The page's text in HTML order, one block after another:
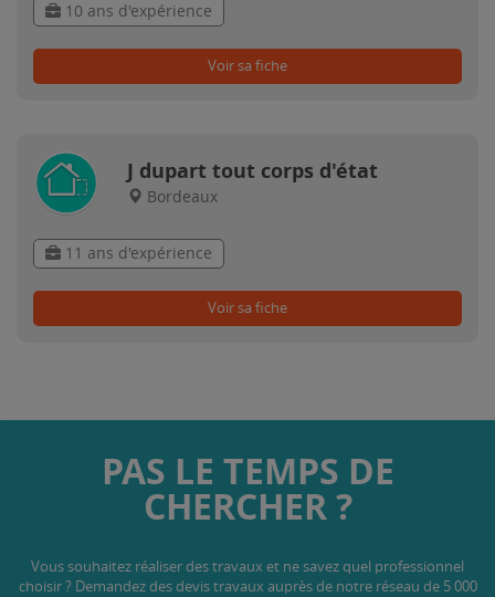
10 ans d'expérience
Voir sa fiche
J dupart tout corps d'état
Bordeaux
11 ans d'expérience
Voir sa fiche
PAS LE TEMPS DE
CHERCHER ?
Vous souhaitez réaliser des travaux et ne savez quel professionnel
choisir ? Demandez des devis travaux auprès de notre réseau de 5 000